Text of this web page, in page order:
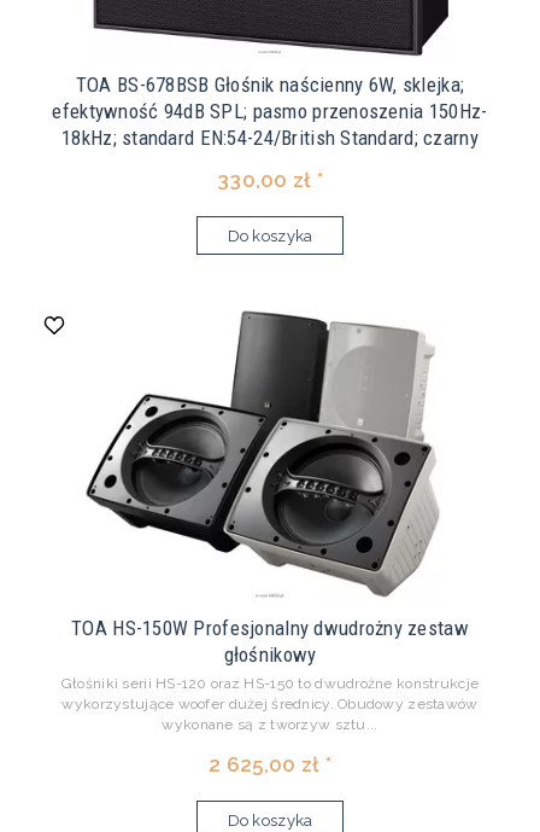
TOA BS-678BSB Głośnik naścienny 6W, sklejka;
efektywność 94dB SPL; pasmo przenoszenia 150Hz-
18kHz; standard EN:54-24/British Standard; czarny
330,00 zł *
Do koszyka
TOA HS-150W Profesjonalny dwudrożny zestaw
głośnikowy
Głośniki serii HS-120 oraz HS-150 to dwudrożne konstrukcje
wykorzystujące woofer dużej średnicy. Obudowy zestawów
wykonane są z tworzyw sztu...
2 625,00 zł *
Do koszyka